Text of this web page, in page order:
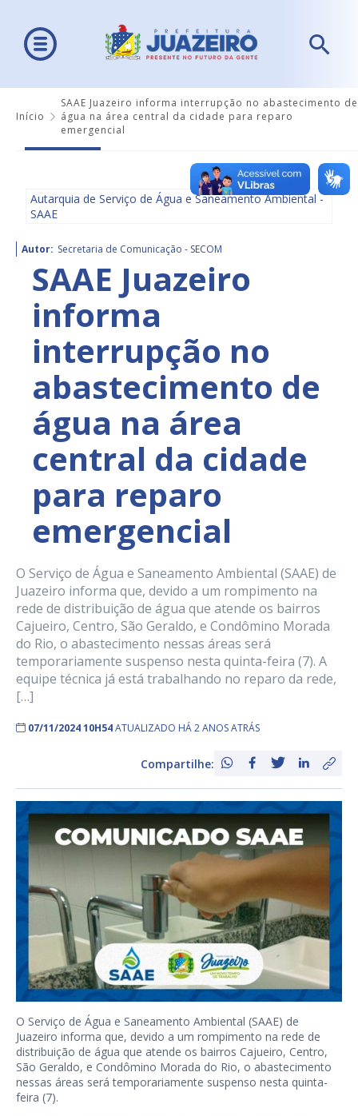
Início
SAAE Juazeiro informa interrupção no abastecimento de
água na área central da cidade para reparo
emergencial
Autarquia de Serviço de Água e Saneamento Ambiental -
SAAE
Autor: Secretaria de Comunicação - SECOM
SAAE Juazeiro
informa
interrupção no
abastecimento de
água na área
central da cidade
para reparo
emergencial
O Serviço de Água e Saneamento Ambiental (SAAE) de
Juazeiro informa que, devido a um rompimento na
rede de distribuição de água que atende os bairros
Cajueiro, Centro, São Geraldo, e Condômino Morada
do Rio, o abastecimento nessas áreas será
temporariamente suspenso nesta quinta-feira (7). A
equipe técnica já está trabalhando no reparo da rede,
[…]
07/11/2024 10H54ATUALIZADO HÁ 2 ANOS ATRÁS
Compartilhe:
O Serviço de Água e Saneamento Ambiental (SAAE) de
Juazeiro informa que, devido a um rompimento na rede de
distribuição de água que atende os bairros Cajueiro, Centro,
São Geraldo, e Condômino Morada do Rio, o abastecimento
nessas áreas será temporariamente suspenso nesta quinta-
feira (7).